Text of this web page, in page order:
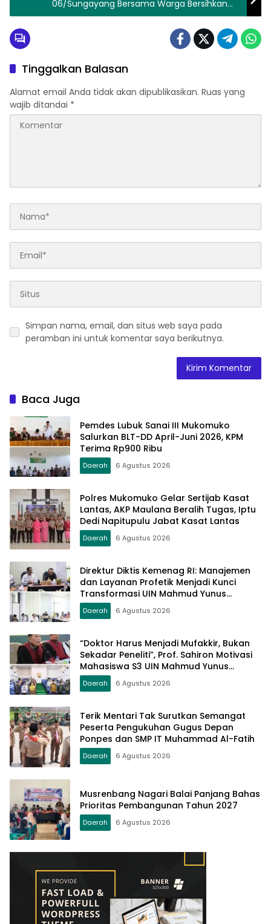
06/Sungayang Bersama Warga Bersihkan
Gulma Tanaman Terong
Tinggalkan Balasan
Alamat email Anda tidak akan dipublikasikan. Ruas yang
wajib ditandai *
Simpan nama, email, dan situs web saya pada
peramban ini untuk komentar saya berikutnya.
Baca Juga
Pemdes Lubuk Sanai III Mukomuko
Salurkan BLT-DD April-Juni 2026, KPM
Terima Rp900 Ribu
Daerah 6 Agustus 2026
Polres Mukomuko Gelar Sertijab Kasat
Lantas, AKP Maulana Beralih Tugas, Iptu
Dedi Napitupulu Jabat Kasat Lantas
Daerah 6 Agustus 2026
Direktur Diktis Kemenag RI: Manajemen
dan Layanan Profetik Menjadi Kunci
Transformasi UIN Mahmud Yunus
Batusangkar Menjadi Kampus
Bereputasi Global
Daerah 6 Agustus 2026
“Doktor Harus Menjadi Mufakkir, Bukan
Sekadar Peneliti”, Prof. Sahiron Motivasi
Mahasiswa S3 UIN Mahmud Yunus
Batusangkar
Daerah 6 Agustus 2026
Terik Mentari Tak Surutkan Semangat
Peserta Pengukuhan Gugus Depan
Ponpes dan SMP IT Muhammad Al-Fatih
Daerah 6 Agustus 2026
Musrenbang Nagari Balai Panjang Bahas
Prioritas Pembangunan Tahun 2027
Daerah 6 Agustus 2026